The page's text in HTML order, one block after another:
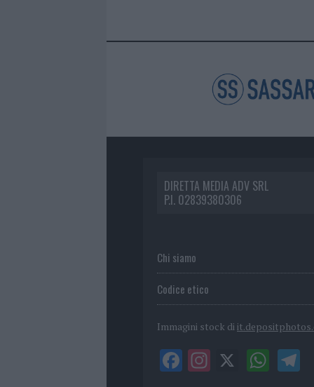
DIRETTA MEDIA ADV SRL
P.I. 02839380306
Chi siamo
Codice etico
Immagini stock di